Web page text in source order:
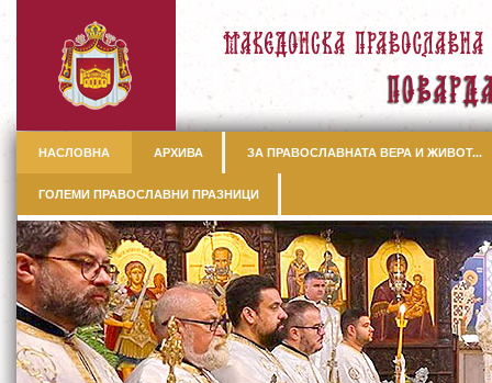
НАСЛОВНА АРХИВА ЗА ПРАВОСЛАВНАТА ВЕРА И ЖИВОТ...
ГОЛЕМИ ПРАВОСЛАВНИ ПРАЗНИЦИ